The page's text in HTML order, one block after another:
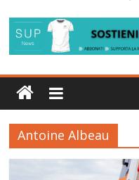
Antoine Albeau